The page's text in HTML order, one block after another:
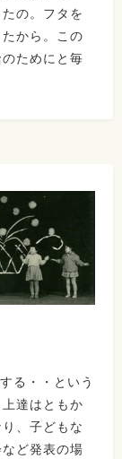
の。フタを
から。この
ためにと毎
る・・という
達はともか
、子どもな
ど発表の場